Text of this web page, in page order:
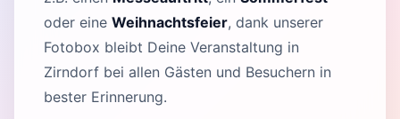
oder eine Weihnachtsfeier, dank unserer
Fotobox bleibt Deine Veranstaltung in
Zirndorf bei allen Gästen und Besuchern in
bester Erinnerung.